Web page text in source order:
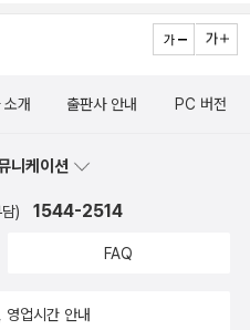
개 출판사 안내 PC 버전
니케이션
) 1544-2514
FAQ
영업시간 안내